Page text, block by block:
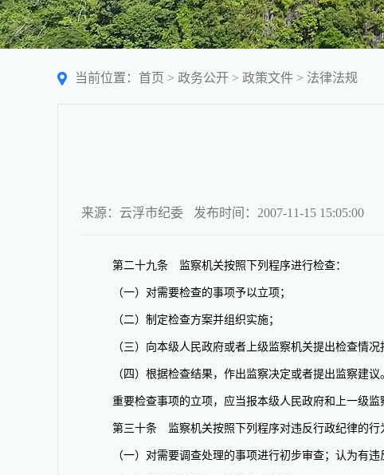
当前位置： 首页 > 政务公开 > 政策文件 > 法律法规
来源：云浮市纪委 发布时间：2007-11-15 15:05:00
第二十九条 监察机关按照下列程序进行检查：
（一）对需要检查的事项予以立项；
（二）制定检查方案并组织实施；
（三）向本级人民政府或者上级监察机关提出检查情况
（四）根据检查结果，作出监察决定或者提出监察建议
重要检查事项的立项，应当报本级人民政府和上一级监
第三十条 监察机关按照下列程序对违反行政纪律的行
（一）对需要调查处理的事项进行初步审查；认为有违